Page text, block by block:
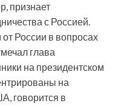
признает
с Россией.
России в вопросах
глава
на президентском
на
говорится в